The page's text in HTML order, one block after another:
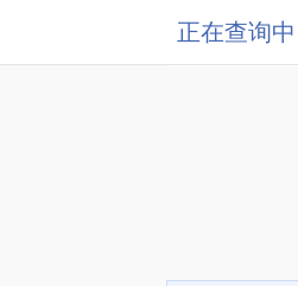
正在查询中